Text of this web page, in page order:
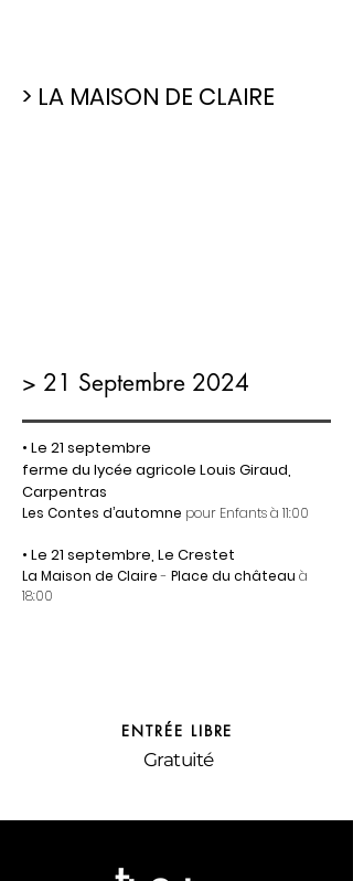
> LA MAISON DE CLAIRE
> 21 Septembre 2024
• Le 21 septembre
ferme du lycée agricole Louis Giraud,
Carpentras
Les Contes d’automne pour Enfants à 11:00
• Le 21 septembre, Le Crestet
La Maison de Claire- Place du château à
18:00
ENTRÉE LIBRE
Gratuité